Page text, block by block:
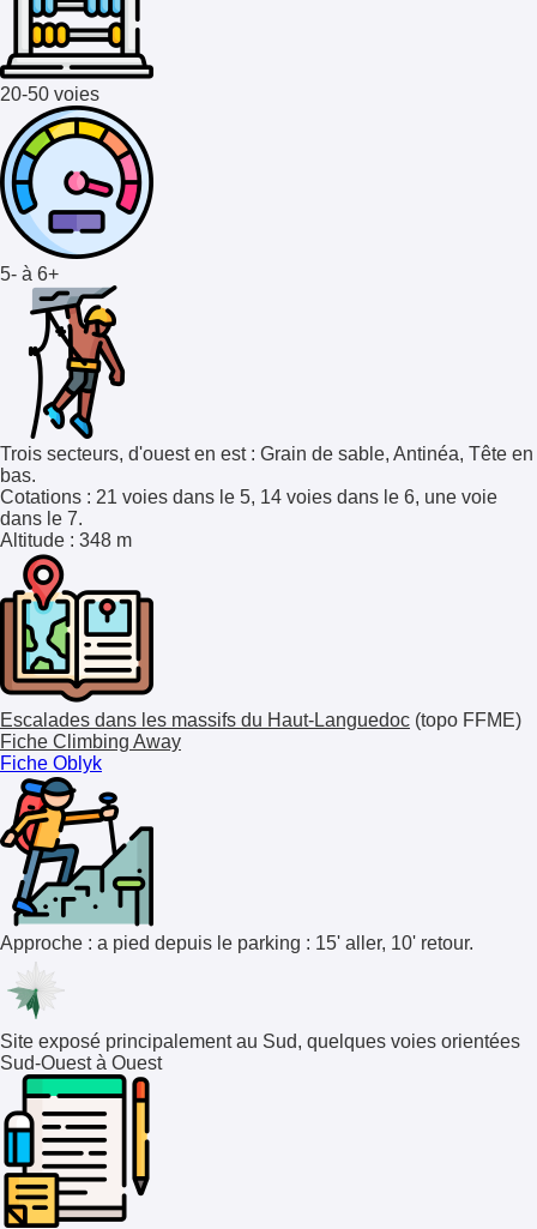
20-50 voies
5- à 6+
Trois secteurs, d'ouest en est : Grain de sable, Antinéa, Tête en
bas.
Cotations : 21 voies dans le 5, 14 voies dans le 6, une voie
dans le 7.
Altitude : 348 m
Escalades dans les massifs du Haut-Languedoc (topo FFME)
Fiche Climbing Away
Fiche Oblyk
Approche : a pied depuis le parking : 15' aller, 10' retour.
Site exposé principalement au Sud, quelques voies orientées
Sud-Ouest à Ouest